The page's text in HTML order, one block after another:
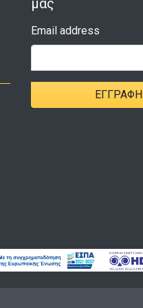
μας
Email address
ΕΓΓΡΑΦΉ